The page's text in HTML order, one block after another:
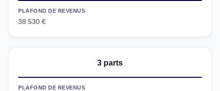
PLAFOND DE REVENUS
38 530 €
3 parts
PLAFOND DE REVENUS